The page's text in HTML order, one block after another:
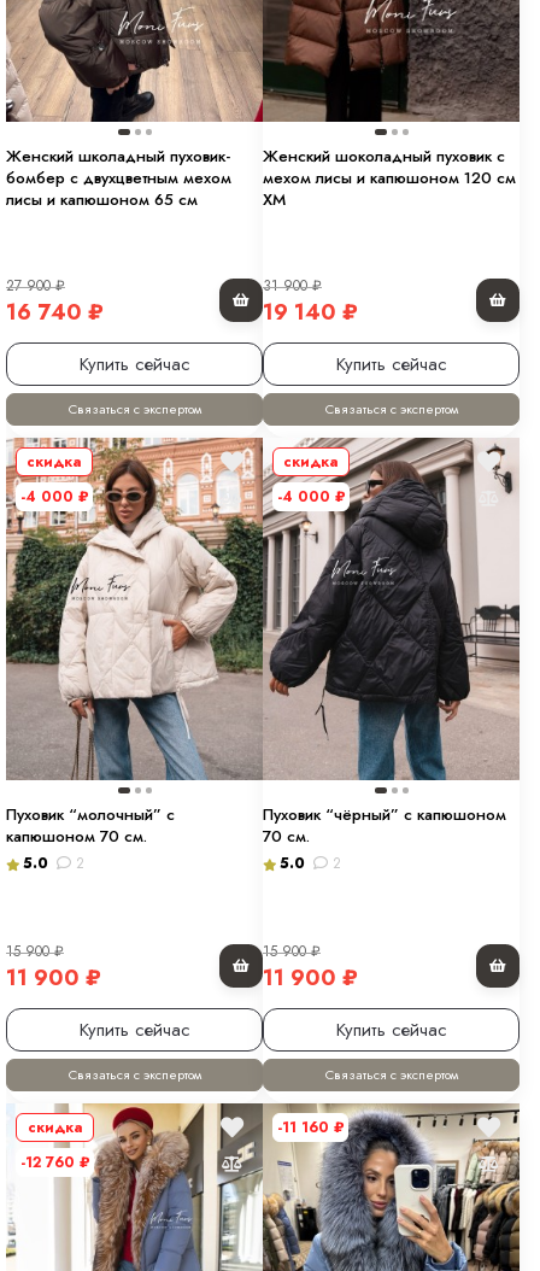
Женский школадный пуховик-
бомбер с двухцветным мехом
лисы и капюшоном 65 см
27 900₽
16 740 ₽
Купить сейчас
Связаться с экспертом
Женский шоколадный пуховик с
мехом лисы и капюшоном 120 см
XM
31 900₽
19 140 ₽
Купить сейчас
Связаться с экспертом
скидка
-4 000 ₽
Пуховик “молочный” с
капюшоном 70 см.
5.0 2
15 900₽
11 900 ₽
Купить сейчас
Связаться с экспертом
скидка
-4 000 ₽
Пуховик “чёрный” с капюшоном
70 см.
5.0 2
15 900₽
11 900 ₽
Купить сейчас
Связаться с экспертом
скидка
-12 760 ₽
-11 160 ₽